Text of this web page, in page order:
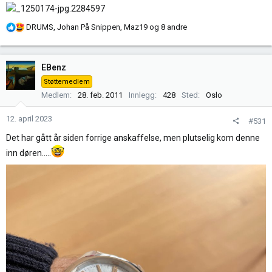
R
k
s
e
r
DRUMS, Johan På Snippen, Maz19 og 8 andre
EBenz
Støttemedlem
Medlem 28. feb. 2011 Innlegg 428 Sted Oslo
12. april 2023 #531
Det har gått år siden forrige anskaffelse, men plutselig kom denne
inn døren.....